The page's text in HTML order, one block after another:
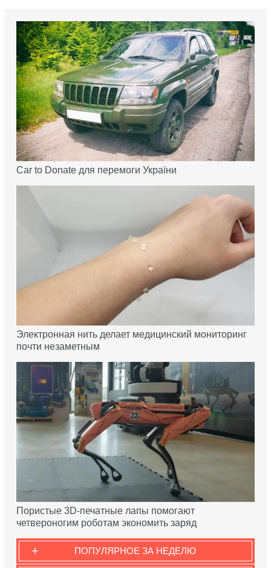
Car to Donate для перемоги України
Электронная нить делает медицинский мониторинг
почти незаметным
Пористые 3D-печатные лапы помогают
четвероногим роботам экономить заряд
ПОПУЛЯРНОЕ ЗА НЕДЕЛЮ
+